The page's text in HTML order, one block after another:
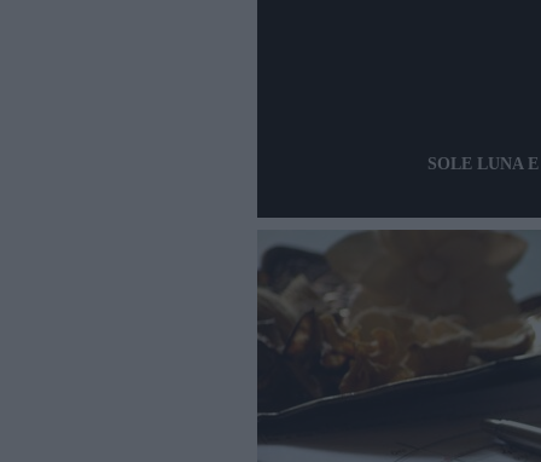
SOLE LUNA